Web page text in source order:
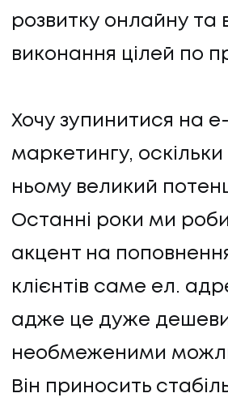
розвитку онлайну та
виконання цілей по
Хочу зупинитися на
маркетингу, оскільки
ньому великий
Останні роки ми
акцент на
клієнтів саме ел.
адже це дуже
необмеженими
Він приносить